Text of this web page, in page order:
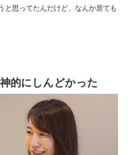
と思ってたんだけど、なんか居ても
的にしんどかった